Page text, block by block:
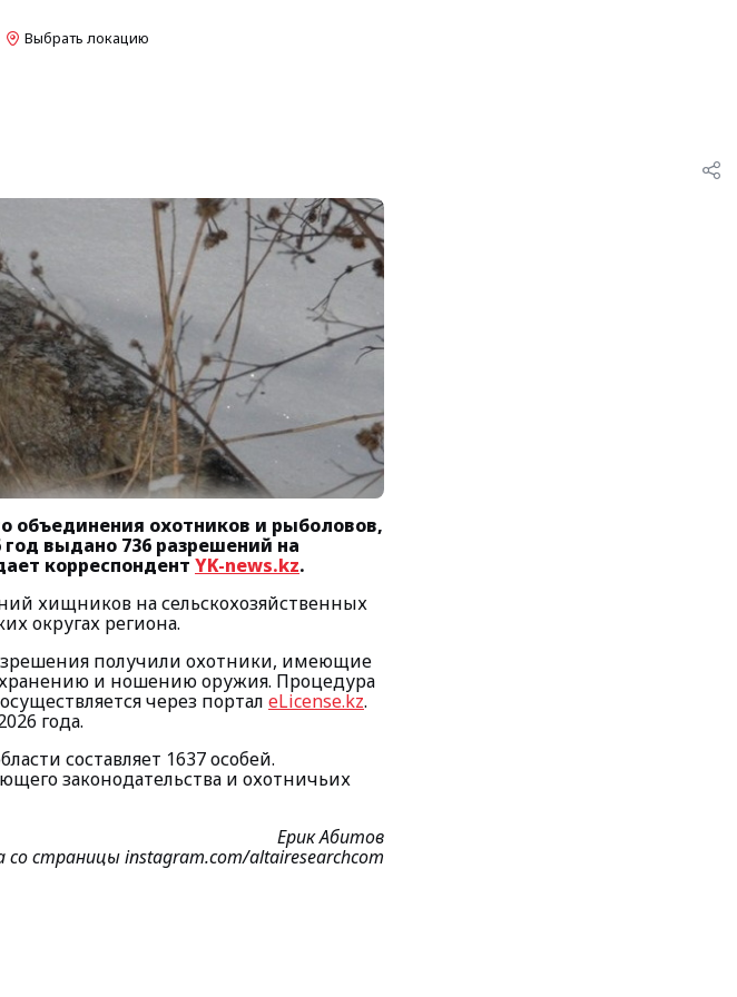
Выбрать локацию
объединения охотников и рыболовов,
год выдано 736 разрешений на
корреспондент YK-news.kz.
хищников на сельскохозяйственных
округах региона.
получили охотники, имеющие
и ношению оружия. Процедура
через портал eLicense.kz.
года.
составляет 1637 особей.
законодательства и охотничьих
Ерик Абитов
страницы instagram.com/altairesearchcom